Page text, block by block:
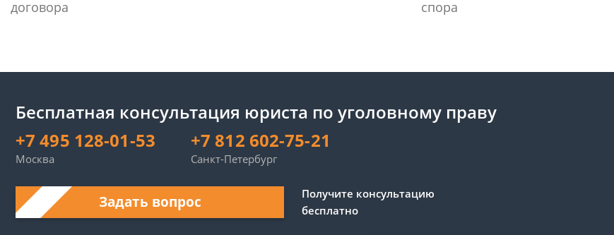
договора
спора
Бесплатная консультация юриста по уголовному праву
+7 495 128-01-53
Москва
+7 812 602-75-21
Санкт-Петербург
Задать вопрос
Получите консультацию
бесплатно